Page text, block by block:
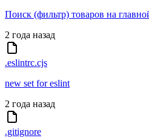
Поиск (фильтр) товаров на
2 года назад
.eslintrc.cjs
new set for eslint
2 года назад
.gitignore